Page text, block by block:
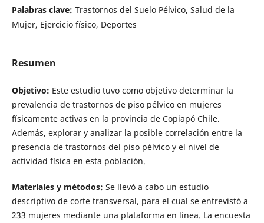
Palabras clave: Trastornos del Suelo Pélvico, Salud de la
Mujer, Ejercicio físico, Deportes
Resumen
Objetivo: Este estudio tuvo como objetivo determinar la
prevalencia de trastornos de piso pélvico en mujeres
físicamente activas en la provincia de Copiapó Chile.
Además, explorar y analizar la posible correlación entre la
presencia de trastornos del piso pélvico y el nivel de
actividad física en esta población.
Materiales y métodos: Se llevó a cabo un estudio
descriptivo de corte transversal, para el cual se entrevistó a
233 mujeres mediante una plataforma en línea. La encuesta